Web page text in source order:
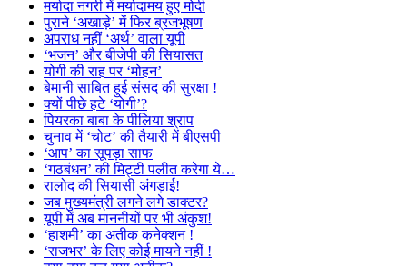
मर्यादा नगरी में मर्यादामय हुए मोदी
पुराने ‘अखाड़े’ में फिर ब्रजभूषण
अपराध नहीं ‘अर्थ’ वाला यूपी
‘भजन’ और बीजेपी की सियासत
योगी की राह पर ‘मोहन’
बेमानी साबित हुई संसद की सुरक्षा !
क्यों पीछे हटे ‘योगी’?
पियरका बाबा के पीलिया श्राप
चुनाव में ‘चोट’ की तैयारी में बीएसपी
‘आप’ का सूपड़ा साफ
‘गठबंधन’ की मिट्टी पलीत करेगा ये…
रालोद की सियासी अंगड़ाई!
जब मुख्यमंत्री लगने लगे डाक्टर?
यूपी में अब माननीयों पर भी अंकुश!
‘हाशमी’ का अतीक कनेक्शन !
‘राजभर’ के लिए कोई मायने नहीं !